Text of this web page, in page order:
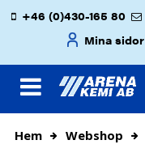
+46 (0)430-165 80
Mina sidor
Hem Webshop